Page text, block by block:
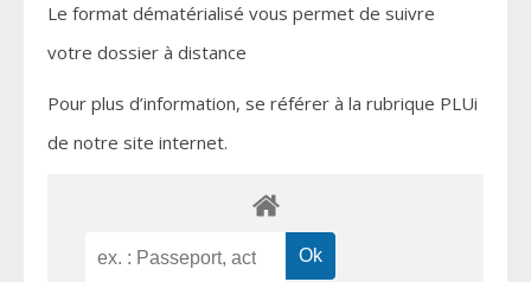
Le format dématérialisé vous permet de suivre
votre dossier à distance
Pour plus d’information, se référer à la rubrique PLUi
de notre site internet.